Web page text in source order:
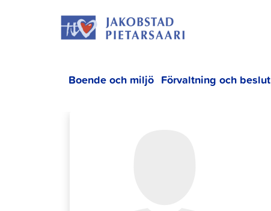
Boende och miljö Förvaltning och beslut